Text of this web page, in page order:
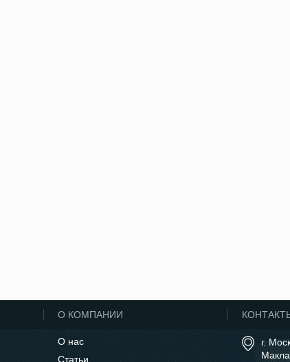
О КОМПАНИИ
О нас
Статьи
г.